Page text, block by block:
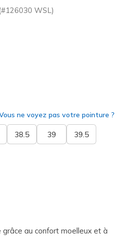
(#126030 WSL )
ne voyez pas votre pointure ?
38.5 39 39.5
au confort moelleux et à